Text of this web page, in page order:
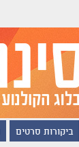
ביקורות סרטים